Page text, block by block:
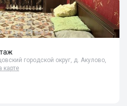
городской округ, д. Акулово,
карте